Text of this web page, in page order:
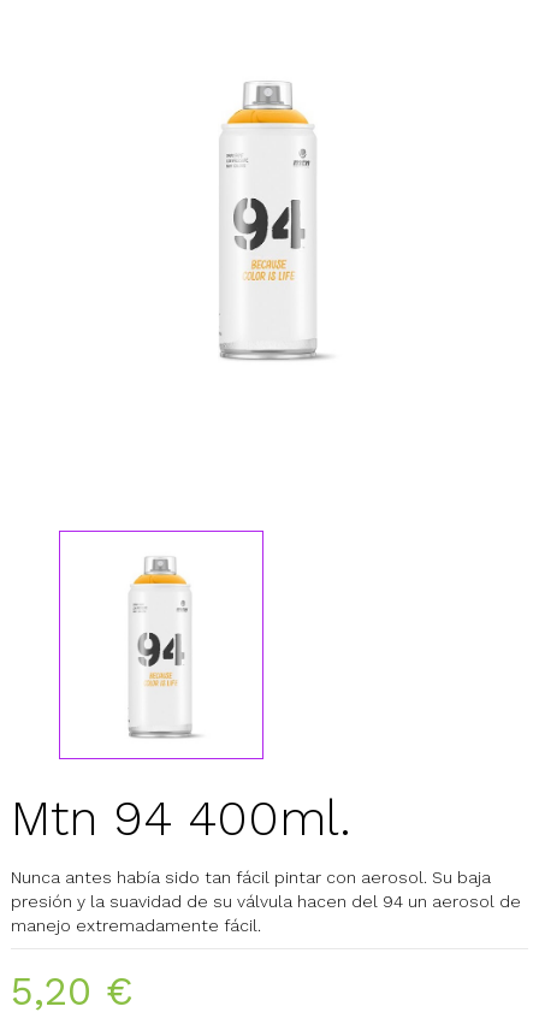
Mtn 94 400ml.
Nunca antes había sido tan fácil pintar con aerosol. Su baja
presión y la suavidad de su válvula hacen del 94 un aerosol de
manejo extremadamente fácil.
5,20 €